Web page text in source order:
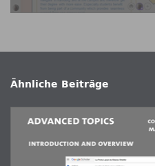
Ähnliche Beiträge